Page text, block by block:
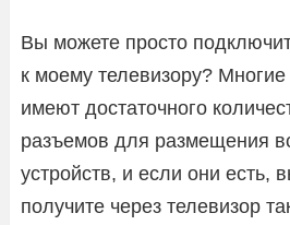
Вы можете просто
к моему телевизору?
имеют достаточного
разъемов для размещения
устройств, и если они есть,
получите через телевизор